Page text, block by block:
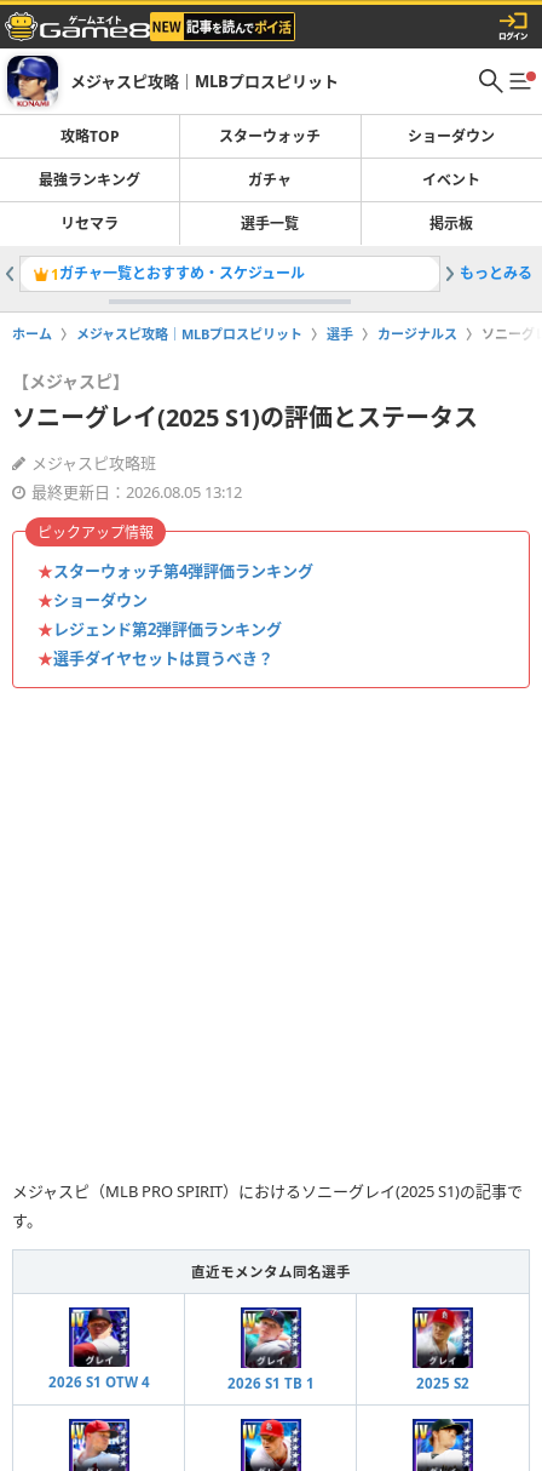
メジャスピ攻略｜MLBプロスピリット
攻略TOP スターウォッチ ショーダウン
最強ランキング ガチャ イベント
リセマラ 選手一覧 掲示板
1ガチャ一覧とおすすめ・スケジュール 2最強選
もっとみる
ホーム メジャスピ攻略｜MLBプロスピリット 選手 カージナルス ソニーグ
【メジャスピ】
ソニーグレイ(2025 S1)の評価とステータス
メジャスピ攻略班
最終更新日：2026.08.05 13:12
★スターウォッチ第4弾評価ランキング
★ショーダウン
★レジェンド第2弾評価ランキング
★選手ダイヤセットは買うべき？
ピックアップ情報
メジャスピ（MLB PRO SPIRIT）におけるソニーグレイ(2025 S1)の記事で
す。
直近モメンタム同名選手
2026 S1 OTW 4 2026 S1 TB 1 2025 S2